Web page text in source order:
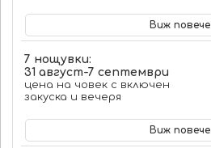
Виж повече
7 нощувки:
31 август-7 септември
цена на човек с включен
закуска и вечеря
Виж повече